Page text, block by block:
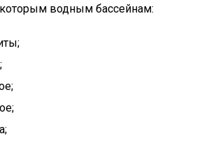
водным бассейнам: